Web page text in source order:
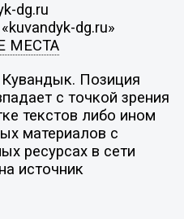
dg.ru
dg.ru»
МЕСТА
Позиция
с точкой зрения
текстов либо ином
материалов с
ресурсах в сети
источник